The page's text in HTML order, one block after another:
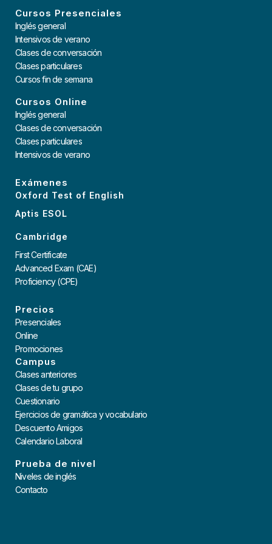
Cursos Presenciales
Inglés general
Intensivos de verano
Clases de conversación
Clases particulares
Cursos fin de semana
Cursos Online
Inglés general
Clases de conversación
Clases particulares
Intensivos de verano
Exámenes
Oxford Test of English
Aptis ESOL
Cambridge
First Certificate
Advanced Exam (CAE)
Proficiency (CPE)
Precios
Presenciales
Online
Promociones
Campus
Clases anteriores
Clases de tu grupo
Cuestionario
Ejercicios de gramática y vocabulario
Descuento Amigos
Calendario Laboral
Prueba de nivel
Niveles de inglés
Contacto